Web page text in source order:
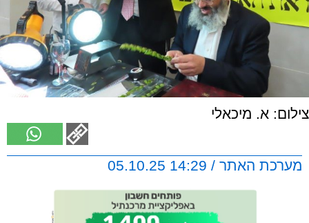
צילום: א. מיכאלי
מערכת האתר / 14:29 05.10.25